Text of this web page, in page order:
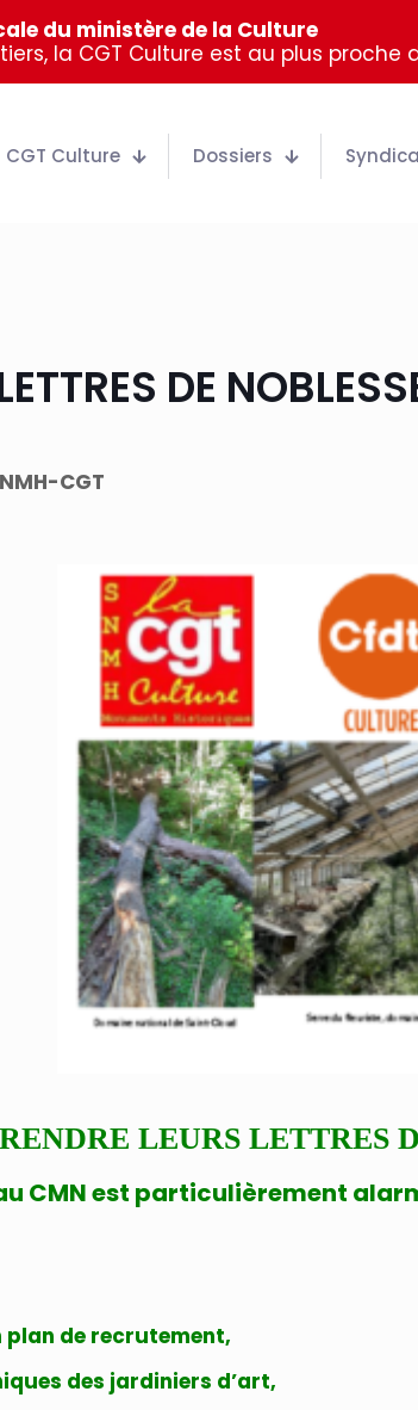
du ministère de la Culture
la CGT Culture est au plus proche
CGT Culture Dossiers
DE
CGT
RENDRE LEURS LETTRES
CMN est particulièrement
plan de recrutement,
des jardiniers d’art,